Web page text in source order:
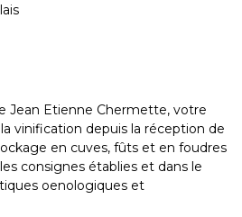
Jean Etienne Chermette, votre
vinification depuis la réception de
en cuves, fûts et en foudres
consignes établies et dans le
oenologiques et